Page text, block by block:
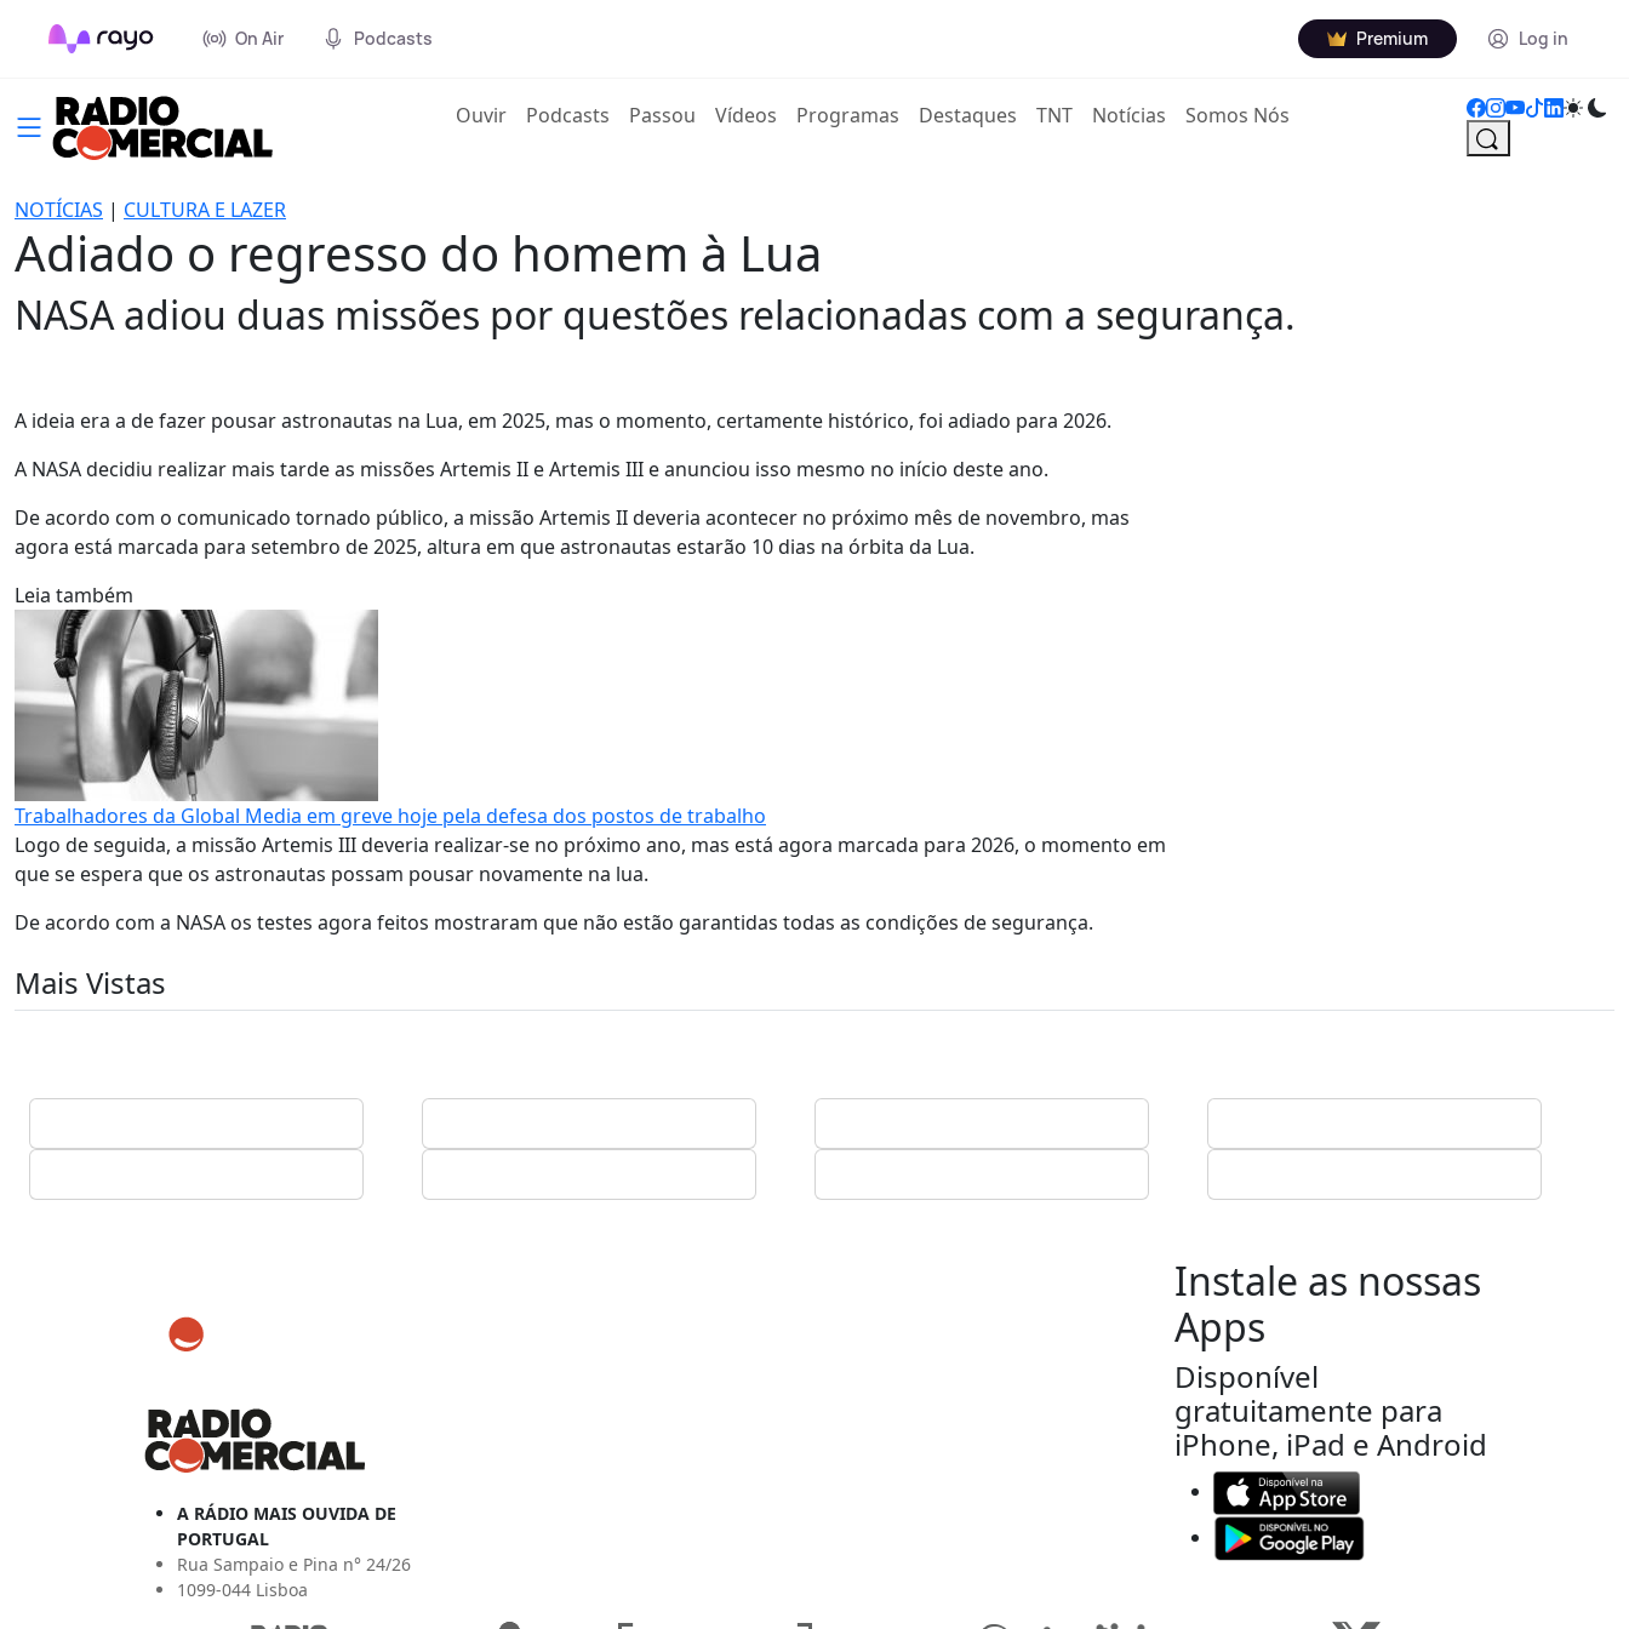
On Air Podcasts Premium Log in
Ouvir(current)
Podcasts Passou Vídeos Programas Destaques TNT Notícias Somos Nós
NOTÍCIAS | CULTURA E LAZER
Adiado o regresso do homem à Lua
NASA adiou duas missões por questões relacionadas com a segurança.
A ideia era a de fazer pousar astronautas na Lua, em 2025, mas o momento, certamente histórico, foi adiado para 2026.
A NASA decidiu realizar mais tarde as missões Artemis II e Artemis III e anunciou isso mesmo no início deste ano.
De acordo com o comunicado tornado público, a missão Artemis II deveria acontecer no próximo mês de novembro, mas
agora está marcada para setembro de 2025, altura em que astronautas estarão 10 dias na órbita da Lua.
Leia também
Trabalhadores da Global Media em greve hoje pela defesa dos postos de trabalho
Logo de seguida, a missão Artemis III deveria realizar-se no próximo ano, mas está agora marcada para 2026, o momento em
que se espera que os astronautas possam pousar novamente na lua.
De acordo com a NASA os testes agora feitos mostraram que não estão garantidas todas as condições de segurança.
Mais Vistas
A RÁDIO MAIS OUVIDA DE
PORTUGAL
Rua Sampaio e Pina n° 24/26
1099-044 Lisboa
Instale as nossas
Apps
Disponível
gratuitamente para
iPhone, iPad e Android